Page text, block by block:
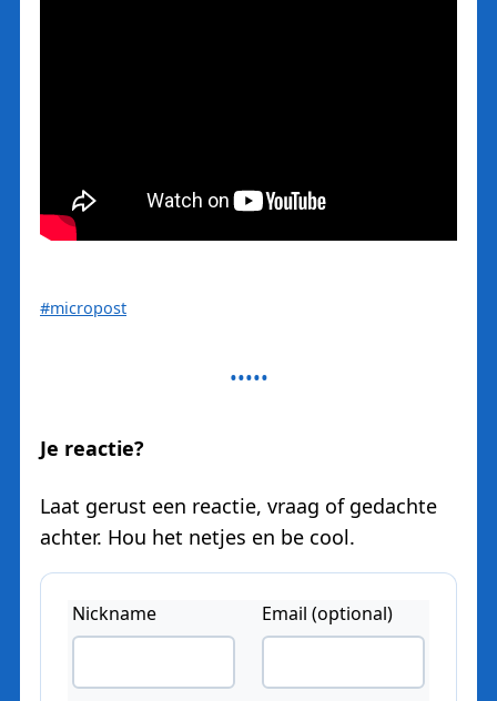
#micropost
Je reactie?
Laat gerust een reactie, vraag of gedachte
achter. Hou het netjes en be cool.